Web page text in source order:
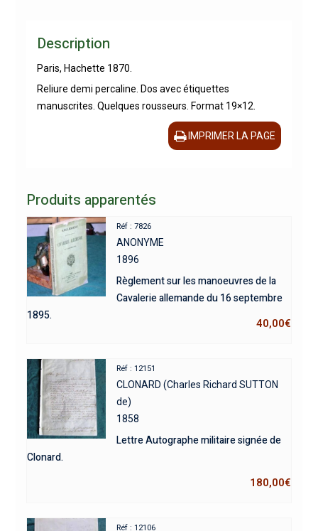
Description
Paris, Hachette 1870.
Reliure demi percaline. Dos avec étiquettes
manuscrites. Quelques rousseurs. Format 19×12.
IMPRIMER LA PAGE
Produits apparentés
Réf : 7826
ANONYME
1896
Règlement sur les manoeuvres de la
Cavalerie allemande du 16 septembre
1895.
40,00€
Réf : 12151
CLONARD (Charles Richard SUTTON
de)
1858
Lettre Autographe militaire signée de
Clonard.
180,00€
Réf : 12106